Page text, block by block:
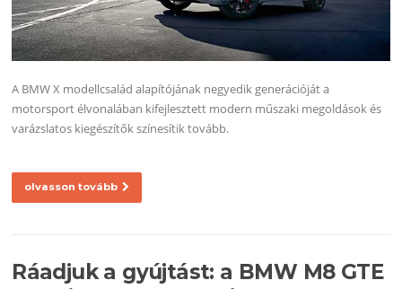
A BMW X modellcsalád alapítójának negyedik generációját a
motorsport élvonalában kifejlesztett modern műszaki megoldások és
varázslatos kiegészítők színesítik tovább.
olvasson tovább
Ráadjuk a gyújtást: a BMW M8 GTE